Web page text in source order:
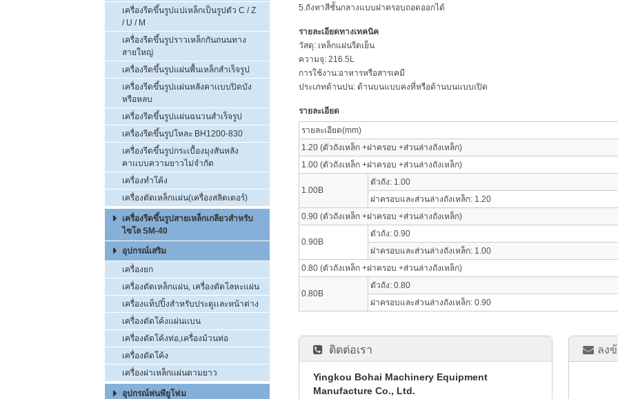
5.ถังทาสีชั้นกลางแบบฝาครอบถอดออกได้
รายละเอียดทางเทคนิค
วัสดุ: เหล็กแผ่นรีดเย็น
ความจุ: 216.5L
การใช้งาน:อาหารหรือสารเคมี
ประเภทด้านปน: ด้านบนแบบคงที่หรือด้านบนแบบเปิด
รายละเอียด
รายละเอียด(mm)
1.20 (ตัวถังเหล็ก +ฝาครอบ +ส่วนล่างถังเหล็ก)
1.00 (ตัวถังเหล็ก +ฝาครอบ +ส่วนล่างถังเหล็ก)
1.00B
ตัวถัง: 1.00
ฝาครอบและส่วนล่างถังเหล็ก: 1.20
0.90 (ตัวถังเหล็ก +ฝาครอบ +ส่วนล่างถังเหล็ก)
0.90B
ตัวถัง: 0.90
ฝาครอบและส่วนล่างถังเหล็ก: 1.00
0.80 (ตัวถังเหล็ก +ฝาครอบ +ส่วนล่างถังเหล็ก)
0.80B
ตัวถัง: 0.80
ฝาครอบและส่วนล่างถังเหล็ก: 0.90
ลง
ติดต่อเรา
Yingkou Bohai Machinery Equipment
Manufacture Co., Ltd.
เครื่องรีดขึ้นรูปแปเหล็กเป็นรูปตัว C / Z
/ U / M
เครื่องรีดขึ้นรูปราวเหล็กกันถนนทาง
สายใหญ่
เครื่องรีดขึ้นรูปแผ่นพื้นเหล็กสำเร็จรูป
เครื่องรีดขึ้นรูปเเผ่นหลังคาเเบบปิดบัง
หรือหลบ
เครื่องรีดขึ้นรูปแผ่นฉนวนสำเร็จรูป
เครื่องรีดขึ้นรูปโหละ BH1200-830
เครื่องรีดขึ้นรูปกระเบื้องมุงสันหลัง
คาเเบบความยาวไม่จำกัด
เครื่องทำโค้ง
เครื่องตัดเหล็กแผ่น(เครื่องสลิตเตอร์)
เครื่องรีดขึ้นรูปสายเหล็กเกลียวสำหรับ
ไซโล SM-40
อุปกรณ์เสริม
เครื่องยก
เครื่องตัดเหล็กแผ่น, เครื่องตัดโลหะแผ่น
เครื่องแท็ปปิ้งสำหรับประตูเเละหน้าต่าง
เครื่องดัดโค้งเเผ่นเเบน
เครื่องดัดโค้งท่อ,เครื่องม้วนท่อ
เครื่องดัดโค้ง
เครื่องผ่าเหล็กเเผ่นตามยาว
อุปกรณ์พ่นพียูโฟม